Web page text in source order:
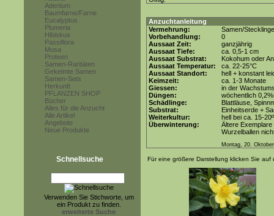
Adenium
Baumfarne/Farne
Eucalyptus
Plumeria
Hibiskus
Passiflora
Musa
Proteen
Samen-Raritäten
Gekeimte Samen
Samen-Sets
Herkunft
PFLANZEN SHOP
Bücher
Alles für die Anzucht
Alle Artikel
Angebote
Neue Produkte
Schnellsuche
Verwenden Sie Stichworte, um
ein Produkt zu finden.
erweiterte Suche
Anzuchtanleitung
Vermehrung:
Samen/Stecklinge
Vorbehandlung:
0
Aussaat Zeit:
ganzjährig
Aussaat Tiefe:
ca. 0,5-1 cm
Aussaat Substrat:
Kokohum oder
Aussaat Temperatur:
ca. 22-25°C
Aussaat Standort:
hell + konstant
Keimzeit:
ca. 1-3 Monate
Giessen:
in der
Düngen:
wöchentlich
Schädlinge:
Blattläuse,
Substrat:
Einheitserde +
Weiterkultur:
hell bei ca. 15-
Überwinterung:
Ältere
Wurzelballen
Montag, 20.
Für eine größere Darstellung klicken Sie auf